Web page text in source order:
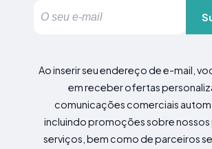
Ao inserir seu endereço de e-mail,
em receber ofertas
comunicações comerciais
incluindo promoções sobre
serviços, bem como de parceiros